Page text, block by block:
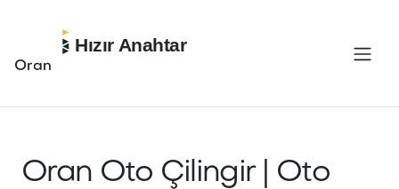
Hızır Anahtar
Oran
Oran Oto Çilingir | Oto